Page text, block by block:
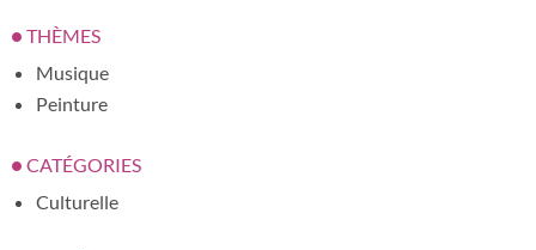
THÈMES
Musique
Peinture
CATÉGORIES
Culturelle